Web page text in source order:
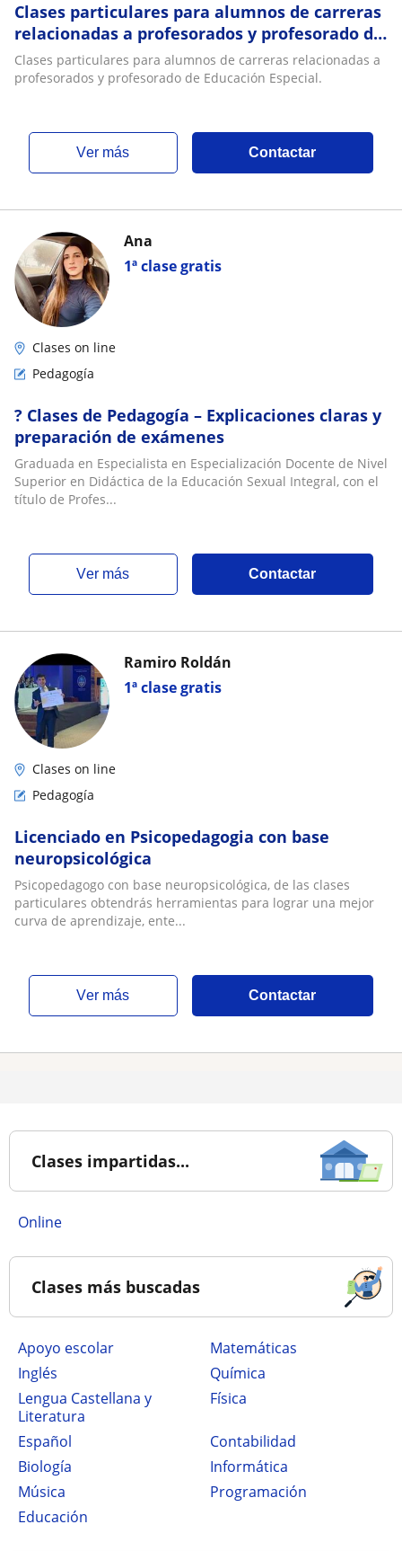
Clases particulares para alumnos de carreras
relacionadas a profesorados y profesorado de
Educación Especial
Clases particulares para alumnos de carreras relacionadas a
profesorados y profesorado de Educación Especial.
ver más Contactar
1ª clase gratis
Ana
Clases on line
Pedagogía
? Clases de Pedagogía – Explicaciones claras y
preparación de exámenes
Graduada en Especialista en Especialización Docente de Nivel
Superior en Didáctica de la Educación Sexual Integral, con el
título de Profes...
ver más Contactar
1ª clase gratis
Ramiro Roldán
Clases on line
Pedagogía
Licenciado en Psicopedagogia con base
neuropsicológica
Psicopedagogo con base neuropsicológica, de las clases
particulares obtendrás herramientas para lograr una mejor
curva de aprendizaje, ente...
ver más Contactar
Clases impartidas...
online
Clases más buscadas
Apoyo escolar
Matemáticas
Inglés
Química
Lengua Castellana y
Literatura
Física
Español
Contabilidad
Biología
Informática
Música
Programación
Educación